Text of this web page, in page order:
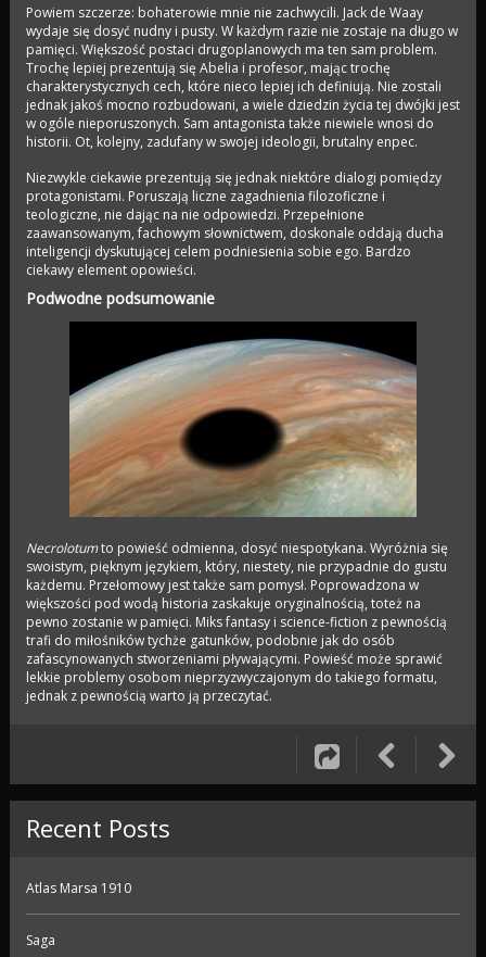
Powiem szczerze: bohaterowie mnie nie zachwycili. Jack de Waay
wydaje się dosyć nudny i pusty. W każdym razie nie zostaje na długo w
pamięci. Większość postaci drugoplanowych ma ten sam problem.
Trochę lepiej prezentują się Abelia i profesor, mając trochę
charakterystycznych cech, które nieco lepiej ich definiują. Nie zostali
jednak jakoś mocno rozbudowani, a wiele dziedzin życia tej dwójki jest
w ogóle nieporuszonych. Sam antagonista także niewiele wnosi do
historii. Ot, kolejny, zadufany w swojej ideologii, brutalny enpec.
Niezwykle ciekawie prezentują się jednak niektóre dialogi pomiędzy
protagonistami. Poruszają liczne zagadnienia filozoficzne i
teologiczne, nie dając na nie odpowiedzi. Przepełnione
zaawansowanym, fachowym słownictwem, doskonale oddają ducha
inteligencji dyskutującej celem podniesienia sobie ego. Bardzo
ciekawy element opowieści.
Podwodne podsumowanie
Necrolotumto powieść odmienna, dosyć niespotykana. Wyróżnia się
swoistym, pięknym językiem, który, niestety, nie przypadnie do gustu
każdemu. Przełomowy jest także sam pomysł. Poprowadzona w
większości pod wodą historia zaskakuje oryginalnością, toteż na
pewno zostanie w pamięci. Miks fantasy i science-fiction z pewnością
trafi do miłośników tychże gatunków, podobnie jak do osób
zafascynowanych stworzeniami pływającymi. Powieść może sprawić
lekkie problemy osobom nieprzyzwyczajonym do takiego formatu,
jednak z pewnością warto ją przeczytać.
Recent Posts
Atlas Marsa 1910
Saga